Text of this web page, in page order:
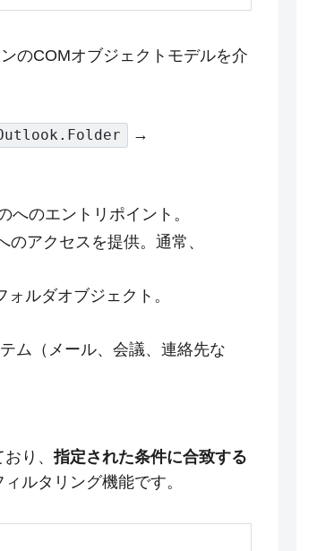
のCOMオブジェクトモデルを介
→
へのエントリポイント。
アクセスを提供。通常、
ルダオブジェクト。
ム（メール、会議、連絡先な
おり、指定された条件に合致する
ルタリング機能です。